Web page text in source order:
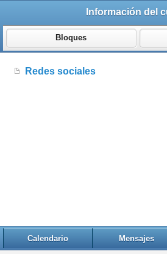
Información del
Bloques
Redes sociales
Calendario Mensajes